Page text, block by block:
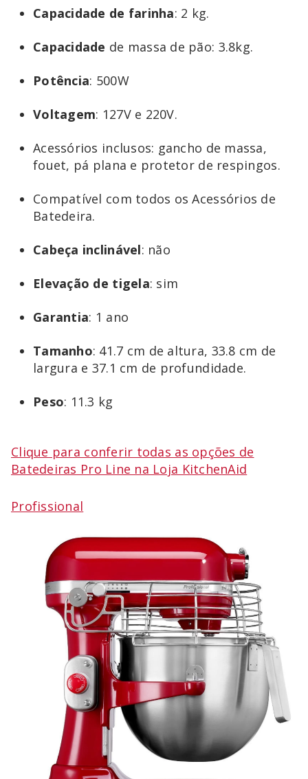
Capacidade de farinha: 2 kg.
Capacidade de massa de pão: 3.8kg.
Potência: 500W
Voltagem: 127V e 220V.
Acessórios inclusos: gancho de massa,
fouet, pá plana e protetor de respingos.
Compatível com todos os Acessórios de
Batedeira.
Cabeça inclinável: não
Elevação de tigela: sim
Garantia: 1 ano
Tamanho: 41.7 cm de altura, 33.8 cm de
largura e 37.1 cm de profundidade.
Peso: 11.3 kg
Clique para conferir todas as opções de
Batedeiras Pro Line na Loja KitchenAid
Profissional